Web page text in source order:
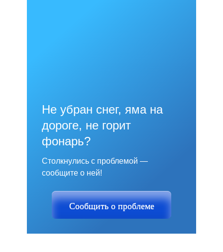
Не убран снег, яма на
дороге, не горит
фонарь?
Столкнулись с проблемой —
сообщите о ней!
Сообщить о проблеме